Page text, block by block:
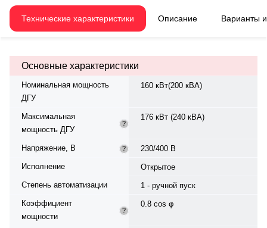
оборотов. Система охлаждения
жидкостная. Частота вращения
В, 50 Гц. Производитель
генератора — Leroy Somer,
дизель, объем бака — 220 л.
Расход топлива при 75%
автономной работы при 75%
мощности — 7,1 ч. Степень
габариты: 2450×850×1620 мм.
Страна происхождения —
или 1000 моточасов.
Технические характеристики Описание Варианты
Основные характеристики
Номинальная мощность
ДГУ
160 кВт(200 кВА)
Максимальная
мощность ДГУ
?
176 кВт (240 кВА)
Напряжение, В ?
230/400 В
Исполнение
Открытое
Степень автоматизации
1 - ручной пуск
Коэффициент
мощности
?
0.8 cos φ